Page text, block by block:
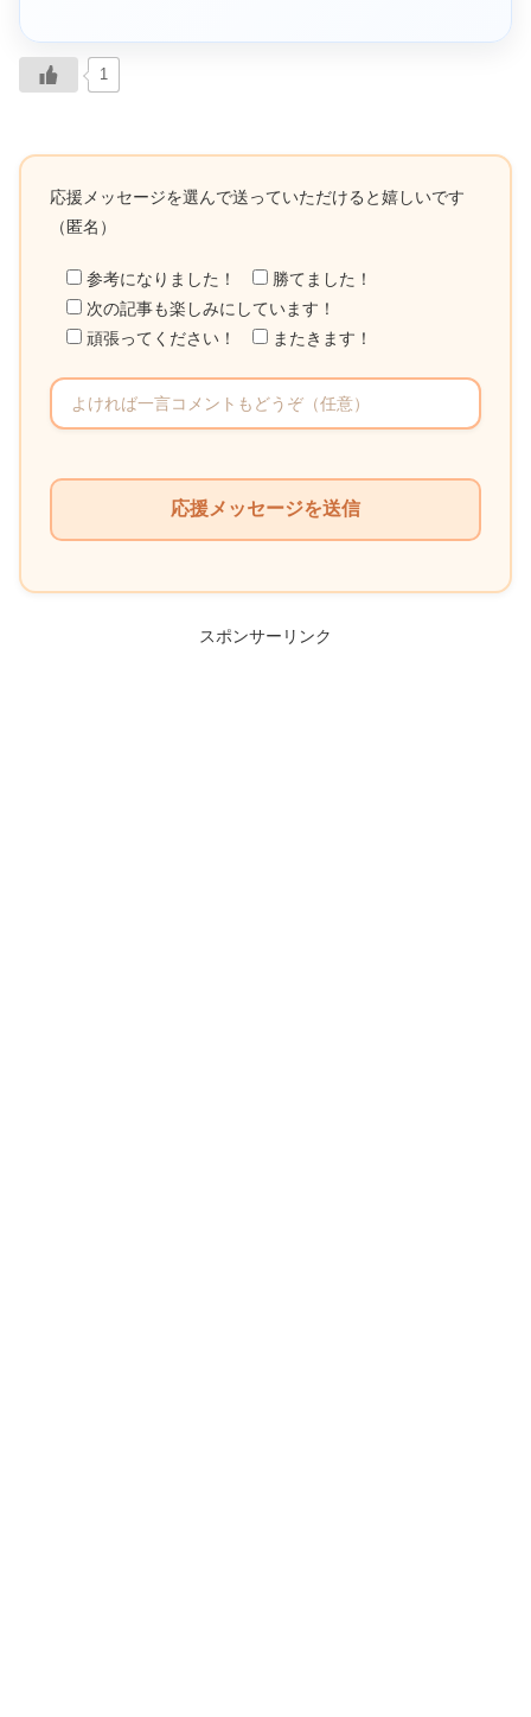
1
応援メッセージを選んで送っていただけると嬉しいです
（匿名）
参考になりました！
勝てました！
次の記事も楽しみにしています！
頑張ってください！
またきます！
フ
ー
スポンサーリンク